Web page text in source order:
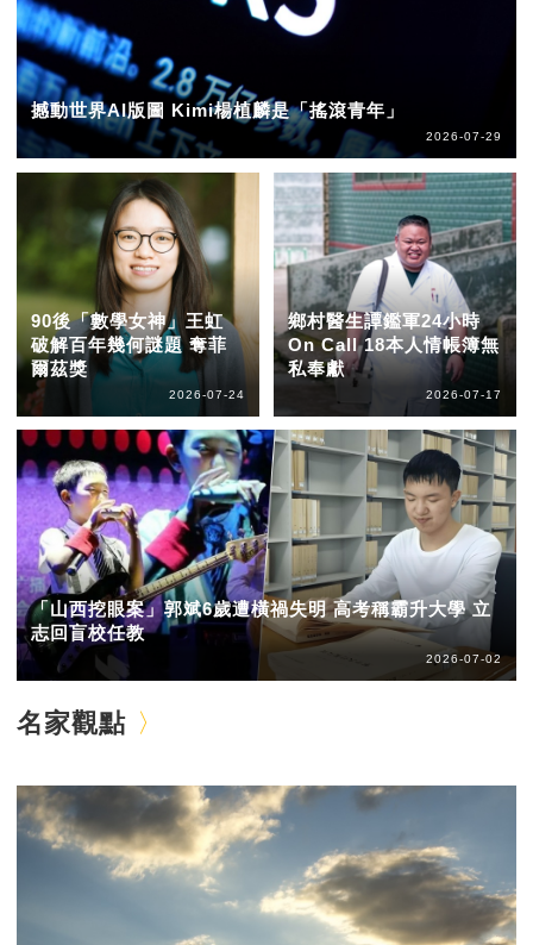
撼動世界AI版圖 Kimi楊植麟是「搖滾青年」
2026-07-29
90後「數學女神」王虹
破解百年幾何謎題 奪菲
爾茲獎
2026-07-24
鄉村醫生譚鑑軍24小時
On Call 18本人情帳簿無
私奉獻
2026-07-17
「山西挖眼案」郭斌6歲遭橫禍失明 高考稱霸升大學 立
志回盲校任教
2026-07-02
名家觀點